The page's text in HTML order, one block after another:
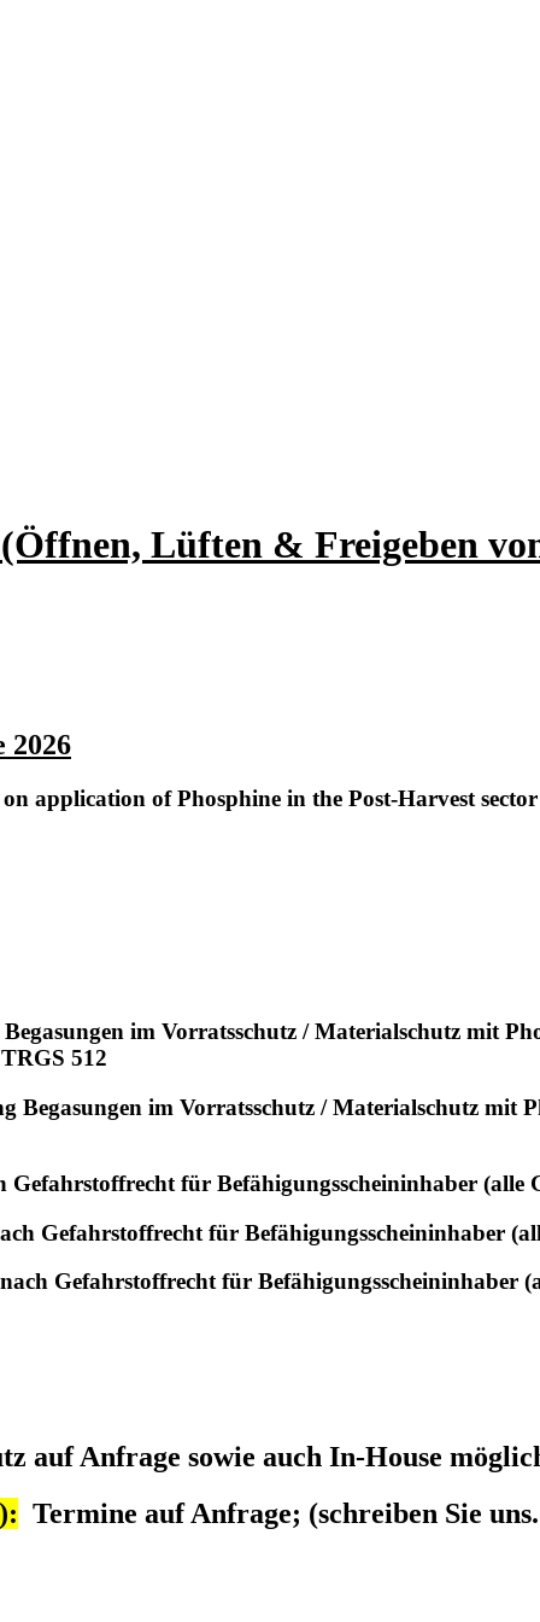
Lüften & Freigeben
2026
application of Phosphine in the Post-Harvest sector
im Vorratsschutz / Materialschutz mit
512
im Vorratsschutz / Materialschutz mit
für Befähigungsscheininhaber (alle
Gefahrstoffrecht für Befähigungsscheininhaber
Gefahrstoffrecht für Befähigungsscheininhaber
auf Anfrage sowie auch In-House
Termine auf Anfrage; (schreiben Sie